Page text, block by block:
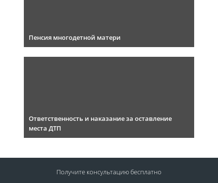
Пенсия многодетной матери
Ответственность и наказание за оставление
места ДТП
Получите консультациюбесплатно